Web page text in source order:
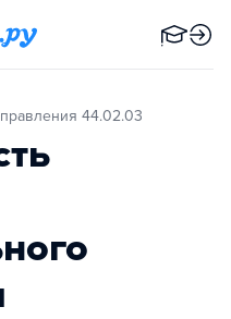
44.02.03